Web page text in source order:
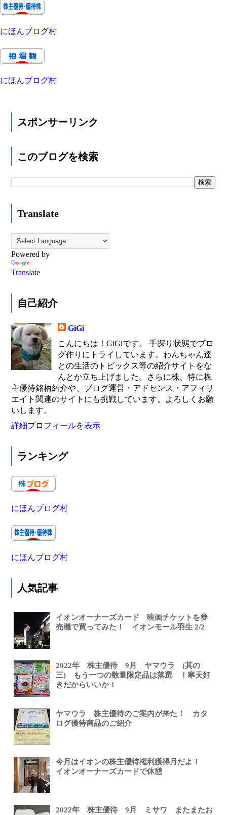
にほんブログ村
にほんブログ村
スポンサーリンク
このブログを検索
Translate
Powered by
Translate
自己紹介
GiGi
こんにちは！GiGiです。 手探り状態でブロ
グ作りにトライしています。わんちゃん達
との生活のトピックス等の紹介サイトをな
んとか立ち上げました。さらに株、特に株
主優待銘柄紹介や、ブログ運営・アドセンス・アフィリ
エイト関連のサイトにも挑戦しています。よろしくお願
いします。
詳細プロフィールを表示
ランキング
にほんブログ村
にほんブログ村
人気記事
イオンオーナーズカード 映画チケットを券
売機で買ってみた！ イオンモール羽生 2/2
2022年 株主優待 9月 ヤマウラ (其の
三) もう一つの数量限定品は落選 ！寒天好
きだからいいか！
ヤマウラ 株主優待のご案内が来た！ カタ
ログ優待商品のご紹介
今月はイオンの株主優待権利獲得月だよ！
イオンオーナーズカードで休憩
2022年 株主優待 9月 ミサワ またまたお